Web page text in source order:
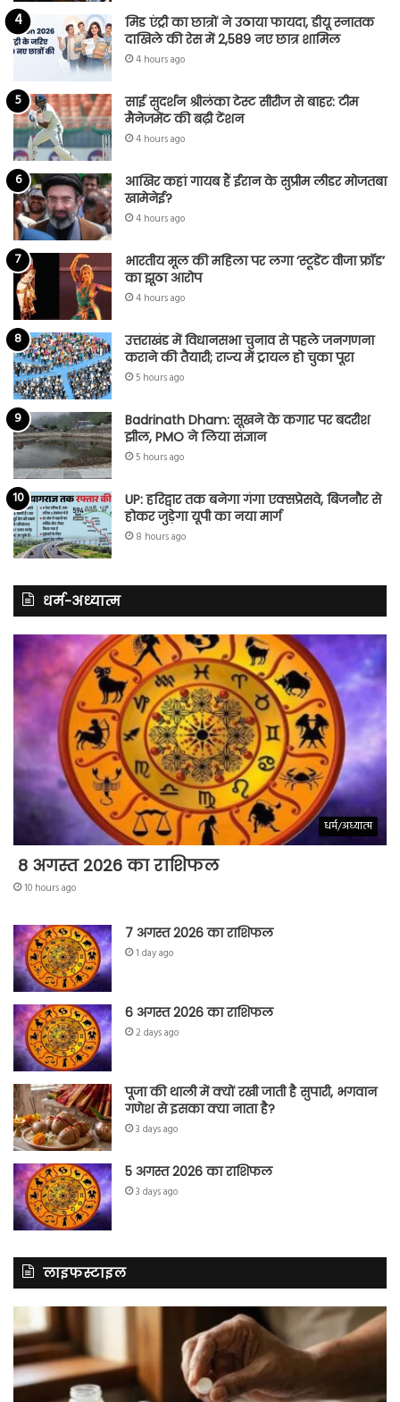
मिड एंट्री का छात्रों ने उठाया फायदा, डीयू स्नातक
दाखिले की रेस में 2,589 नए छात्र शामिल
4 hours ago
साई सुदर्शन श्रीलंका टेस्ट सीरीज से बाहर: टीम
मैनेजमेंट की बढ़ी टेंशन
4 hours ago
आखिर कहां गायब हैं ईरान के सुप्रीम लीडर मोजतबा
खामेनेई?
4 hours ago
भारतीय मूल की महिला पर लगा ‘स्टूडेंट वीजा फ्रॉड’
का झूठा आरोप
4 hours ago
उत्तराखंड में विधानसभा चुनाव से पहले जनगणना
कराने की तैयारी; राज्य में ट्रायल हो चुका पूरा
5 hours ago
Badrinath Dham: सूखने के कगार पर बदरीश
झील, PMO ने लिया संज्ञान
5 hours ago
UP: हरिद्वार तक बनेगा गंगा एक्सप्रेसवे, बिजनौर से
होकर जुड़ेगा यूपी का नया मार्ग
8 hours ago
धर्म-अध्यात्म
धर्म/अध्यात्म
8 अगस्त 2026 का राशिफल
10 hours ago
7 अगस्त 2026 का राशिफल
1 day ago
6 अगस्त 2026 का राशिफल
2 days ago
पूजा की थाली में क्यों रखी जाती है सुपारी, भगवान
गणेश से इसका क्या नाता है?
3 days ago
5 अगस्त 2026 का राशिफल
3 days ago
लाइफस्टाइल